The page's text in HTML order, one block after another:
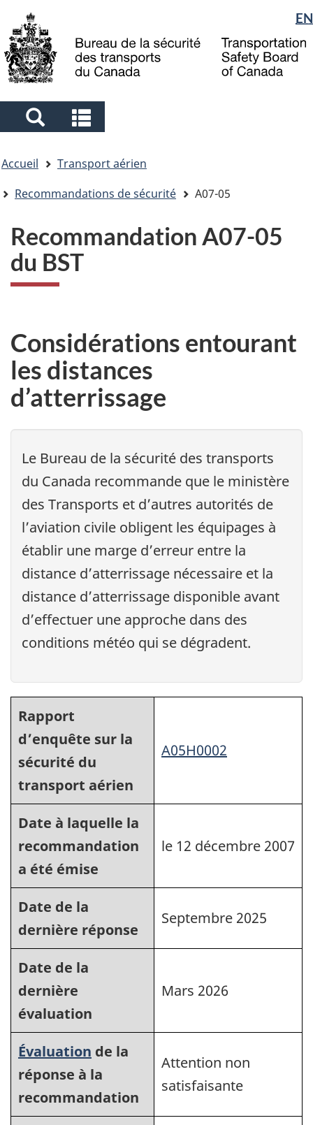
to
main
to
"About
government"
à
la
Sélection
de
la
langue
EN
Search
and
menus
and
menus
êtes
ici
Accueil
Transport aérien
Recommandations de sécurité
A07-05
Recommandation A07-05
du BST
Considérations entourant
les distances
d’atterrissage
Le Bureau de la sécurité des transports
du Canada recommande que le ministère
des Transports et d’autres autorités de
l’aviation civile obligent les équipages à
établir une marge d’erreur entre la
distance d’atterrissage nécessaire et la
distance d’atterrissage disponible avant
d’effectuer une approche dans des
conditions météo qui se dégradent.
Rapport
d’enquête sur la
sécurité du
transport aérien
A05H0002
Date à laquelle la
recommandation
a été émise
le 12 décembre 2007
Date de la
dernière réponse
Septembre 2025
Date de la
dernière
évaluation
Mars 2026
Évaluation de la
réponse à la
recommandation
Attention non
satisfaisante